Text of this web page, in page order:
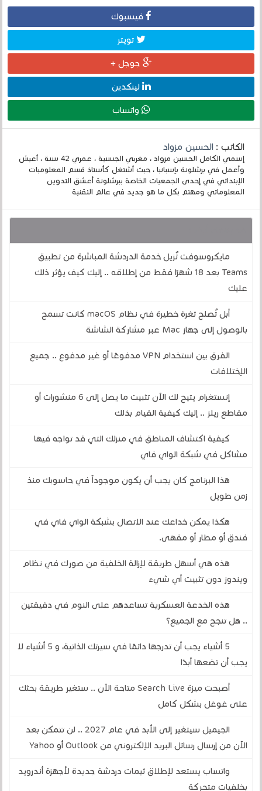
فيسبوك
تويتر
جوجل +
لينكدين
واتساب
الكاتب :الحسين مزواد
إسمي الكامل الحسين مزواد ، مغربي الجنسية ، عمري 42 سنة ، أعيش
وأعمل في برشلونة بإسبانيا ، حيث أشتغل كأستاذ قسم المعلوميات
الإبتدائي في إحدى الجمعيات الخاصة ببرشلونة أعشق التدوين
المعلوماتي ومهتم بكل ما هو جديد في عالم التقنية
مايكروسوفت تُزيل خدمة الدردشة المباشرة من تطبيق
Teams بعد 18 شهرًا فقط من إطلاقه .. إليك كيف يؤثر ذلك
عليك
أبل تُصلح ثغرة خطيرة في نظام macOS كانت تسمح
بالوصول إلى جهاز Mac عبر مشاركة الشاشة
الفرق بين استخدام VPN مدفوعًا أو غير مدفوع .. جميع
الإختلافات
إنستغرام يتيح لك الآن تثبيت ما يصل إلى 6 منشورات أو
مقاطع ريلز .. إليك كيفية القيام بذلك
كيفية اكتشاف المناطق في منزلك التي قد تواجه فيها
مشاكل في شبكة الواي فاي
هذا البرنامج كان يجب أن يكون موجوداً في حاسوبك منذ
زمن طويل
هكذا يمكن خداعك عند الاتصال بشبكة الواي فاي في
فندق أو مطار أو مقهى.
هذه هي أسهل طريقة لإزالة الخلفية من صورك في نظام
ويندوز دون تثبيت أي شيء
هذه الخدعة العسكرية تساعدهم على النوم في دقيقتين
.. هل تنجح مع الجميع؟
5 أشياء يجب أن تدرجها دائمًا في سيرتك الذاتية، و 5 أشياء لا
يجب أن تضعها أبدًا
أصبحت ميزة Search Live متاحة الآن .. ستغير طريقة بحثك
على غوغل بشكل كامل
الجيميل سيتغير إلى الأبد في عام 2027 .. لن تتمكن بعد
الآن من إرسال رسائل البريد الإلكتروني من Outlook أو Yahoo
واتساب يستعد لإطلاق ثيمات دردشة جديدة لأجهزة أندرويد
بخلفيات متحركة